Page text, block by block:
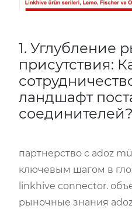
1. Углубление
присутствия:
ландшафт
соединителей?
партнерство с adoz
ключевым шагом в
linkhive connector.
рыночные знания